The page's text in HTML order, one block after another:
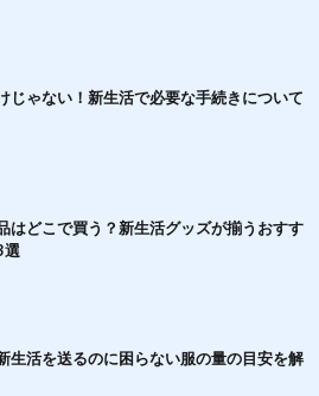
じゃない！新生活で必要な手続きについて
はどこで買う？新生活グッズが揃うおすす
選
生活を送るのに困らない服の量の目安を解